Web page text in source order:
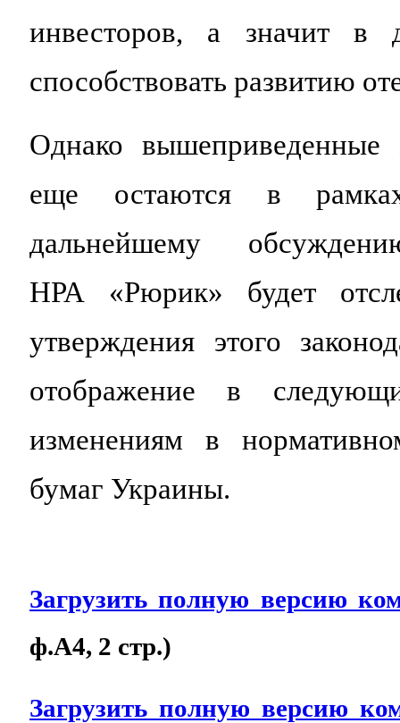
инвесторов, а значит в
способствовать развитию
Однако вышеприведенные
еще остаются в рамках
дальнейшему
НРА «Рюрик» будет
утверждения этого
отображение в
изменениям в
бумаг Украины.
Загрузить полную версию
ф.А4, 2 стр.)
Загрузить полную версию